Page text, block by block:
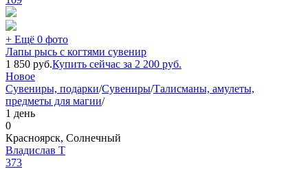
+ Ещё 0 фото
Лапы рысь с когтями сувенир
1 850 руб.Купить сейчас за 2 200 руб.
Новое
Сувениры, подарки/Сувениры/Талисманы, амулеты,
предметы для магии/
1 день
0
Красноярск, Солнечный
Владислав Т
373